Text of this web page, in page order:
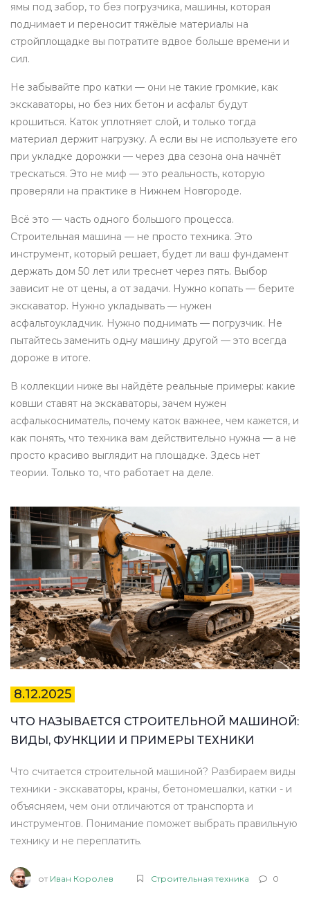
ямы под забор, то без погрузчика, машины, которая
поднимает и переносит тяжёлые материалы на
стройплощадке вы потратите вдвое больше времени и
сил.
Не забывайте про катки — они не такие громкие, как
экскаваторы, но без них бетон и асфальт будут
крошиться. Каток уплотняет слой, и только тогда
материал держит нагрузку. А если вы не используете его
при укладке дорожки — через два сезона она начнёт
трескаться. Это не миф — это реальность, которую
проверяли на практике в Нижнем Новгороде.
Всё это — часть одного большого процесса.
Строительная машина — не просто техника. Это
инструмент, который решает, будет ли ваш фундамент
держать дом 50 лет или треснет через пять. Выбор
зависит не от цены, а от задачи. Нужно копать — берите
экскаватор. Нужно укладывать — нужен
асфальтоукладчик. Нужно поднимать — погрузчик. Не
пытайтесь заменить одну машину другой — это всегда
дороже в итоге.
В коллекции ниже вы найдёте реальные примеры: какие
ковши ставят на экскаваторы, зачем нужен
асфалькосниматель, почему каток важнее, чем кажется, и
как понять, что техника вам действительно нужна — а не
просто красиво выглядит на площадке. Здесь нет
теории. Только то, что работает на деле.
8.12.2025
ЧТО НАЗЫВАЕТСЯ СТРОИТЕЛЬНОЙ МАШИНОЙ:
ВИДЫ, ФУНКЦИИ И ПРИМЕРЫ ТЕХНИКИ
Что считается строительной машиной? Разбираем виды
техники - экскаваторы, краны, бетономешалки, катки - и
объясняем, чем они отличаются от транспорта и
инструментов. Понимание поможет выбрать правильную
технику и не переплатить.
от Иван Королев Строительная техника 0